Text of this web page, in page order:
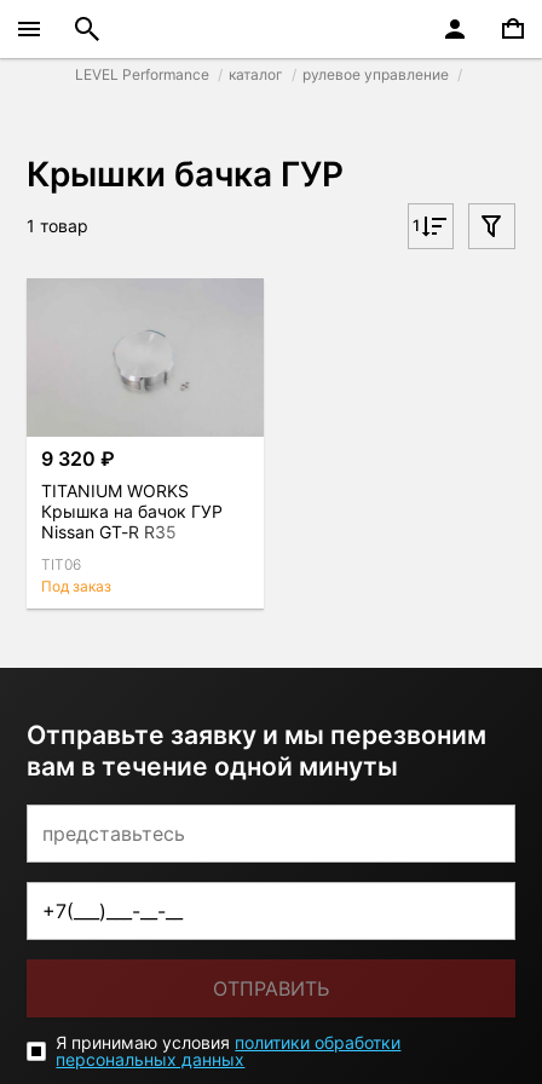
LEVEL Performance каталог рулевое управление
Крышки бачка ГУР
1 товар 1
9 320 ₽
TITANIUM WORKS
Крышка на бачок ГУР
Nissan GT-R R35
TIT06
Под заказ
Отправьте заявку и мы перезвоним
вам в течение одной минуты
ОТПРАВИТЬ
Я принимаю условия политики обработки
персональных данных